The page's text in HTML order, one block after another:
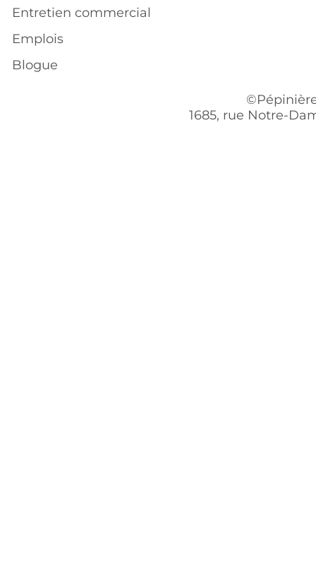
Entretien commercial
Emplois
Blogue
1685, rue Notre-